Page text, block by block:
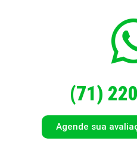
(71)
Agende sua